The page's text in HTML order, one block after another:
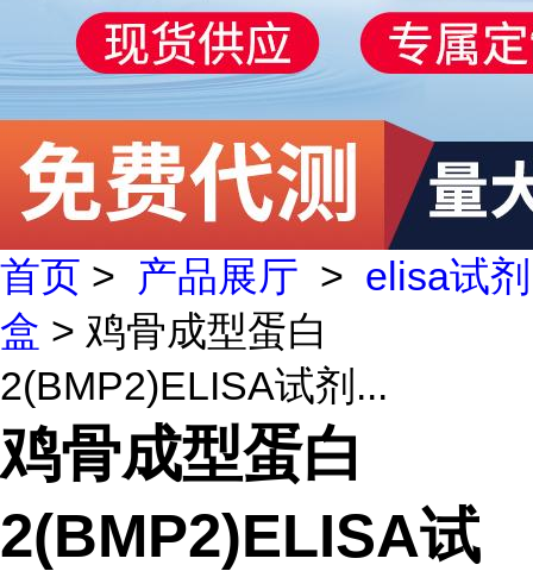
首页 > 产品展厅 > elisa试剂
盒 > 鸡骨成型蛋白
2(BMP2)ELISA试剂...
鸡骨成型蛋白
2(BMP2)ELISA试